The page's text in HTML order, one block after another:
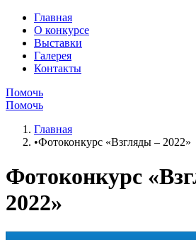
Главная
О конкурсе
Выставки
Галерея
Контакты
Помочь
Помочь
Главная
•Фотоконкурс «Взгляды – 2022»
Фотоконкурс
2022»